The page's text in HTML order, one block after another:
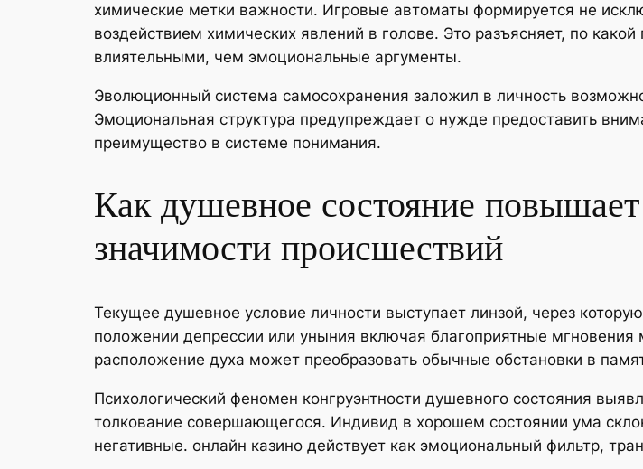
химические метки важности. Игровые автоматы формируется не
воздействием химических явлений в голове. Это разъясняет, по
влиятельными, чем эмоциональные аргументы.
Эволюционный система самосохранения заложил в личность
Эмоциональная структура предупреждает о нужде предоставить
преимущество в системе понимания.
Как душевное состояние
значимости происшествий
Текущее душевное условие личности выступает линзой, через
положении депрессии или уныния включая благоприятные
расположение духа может преобразовать обычные обстановки в
Психологический феномен конгруэнтности душевного состояния
толкование совершающегося. Индивид в хорошем состоянии ума
негативные. онлайн казино действует как эмоциональный фильтр,